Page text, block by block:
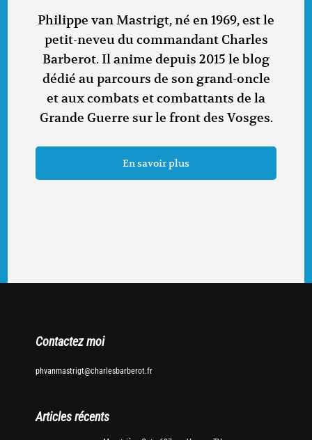
Philippe van Mastrigt, né en 1969, est le
petit-neveu du commandant Charles
Barberot. Il anime depuis 2015 le blog
dédié au parcours de son grand-oncle
et aux combats et combattants de la
Grande Guerre sur le front des Vosges.
En savoir plus
Contactez moi
phvanmastrigt@charlesbarberot.fr
Articles récents